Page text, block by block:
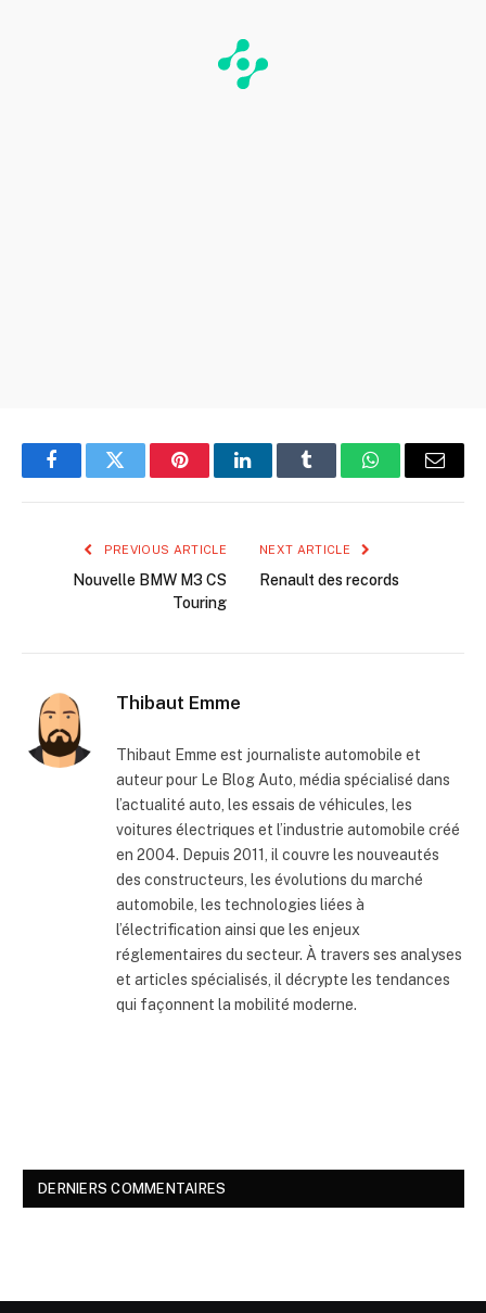
FacebookTwitter PinterestLinkedInTumblr WhatsAppEmail
PREVIOUS ARTICLE
Nouvelle BMW M3 CS
Touring
NEXT ARTICLE
Renault des records
Thibaut Emme
Thibaut Emme est journaliste automobile et
auteur pour Le Blog Auto, média spécialisé dans
l’actualité auto, les essais de véhicules, les
voitures électriques et l’industrie automobile créé
en 2004. Depuis 2011, il couvre les nouveautés
des constructeurs, les évolutions du marché
automobile, les technologies liées à
l’électrification ainsi que les enjeux
réglementaires du secteur. À travers ses analyses
et articles spécialisés, il décrypte les tendances
qui façonnent la mobilité moderne.
DERNIERS COMMENTAIRES